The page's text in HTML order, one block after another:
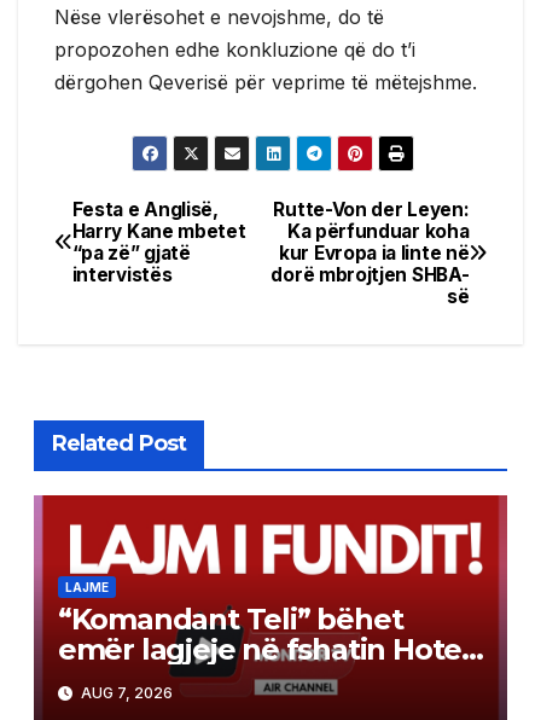
Nëse vlerësohet e nevojshme, do të
propozohen edhe konkluzione që do t’i
dërgohen Qeverisë për veprime të mëtejshme.
Post
navigation
Rutte-Von der Leyen:
Ka përfunduar koha
kur Evropa ia linte në
dorë mbrojtjen SHBA-
së
Festa e Anglisë,
Harry Kane mbetet
“pa zë” gjatë
intervistës
Related Post
LAJME
“Komandant Teli” bëhet
emër lagjeje në fshatin Hotel,
ceremoni madhështore për
heroin
AUG 7, 2026